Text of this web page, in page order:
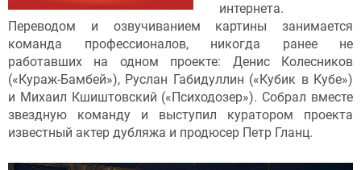
интернета.
Переводом и озвучиванием картины занимается
команда профессионалов, никогда ранее не
работавших на одном проекте: Денис Колесников
(«Кураж-Бамбей»), Руслан Габидуллин («Кубик в Кубе»)
и Михаил Кшиштовский («Психодозер»). Собрал вместе
звездную команду и выступил куратором проекта
известный актер дубляжа и продюсер Петр Гланц.